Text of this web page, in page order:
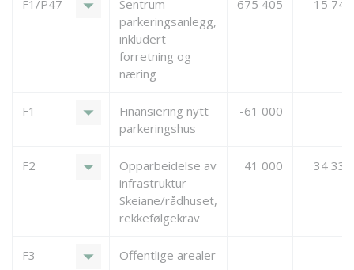
F1/P47 arrow_drop_down
Sentrum
parkeringsanlegg,
inkludert
forretning og
næring
675 405 15 746
F1 arrow_drop_down
Finansiering nytt
parkeringshus
-61 000
F2 arrow_drop_down
Opparbeidelse av
infrastruktur
Skeiane/rådhuset,
rekkefølgekrav
41 000 34 333
F3 arrow_drop_down Offentlige arealer